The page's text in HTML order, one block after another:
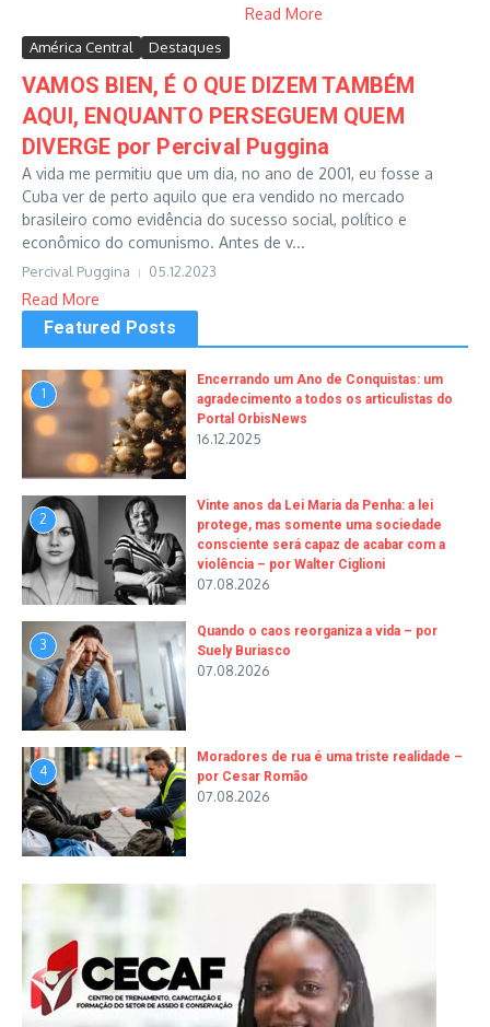
Read More
América Central Destaques
VAMOS BIEN, É O QUE DIZEM TAMBÉM
AQUI, ENQUANTO PERSEGUEM QUEM
DIVERGE por Percival Puggina
A vida me permitiu que um dia, no ano de 2001, eu fosse a
Cuba ver de perto aquilo que era vendido no mercado
brasileiro como evidência do sucesso social, político e
econômico do comunismo. Antes de v...
Percival Puggina 05.12.2023
Read More
Featured Posts
1
Encerrando um Ano de Conquistas: um
agradecimento a todos os articulistas do
Portal OrbisNews
16.12.2025
2
Vinte anos da Lei Maria da Penha: a lei
protege, mas somente uma sociedade
consciente será capaz de acabar com a
violência – por Walter Ciglioni
07.08.2026
3
Quando o caos reorganiza a vida – por
Suely Buriasco
07.08.2026
4
Moradores de rua é uma triste realidade –
por Cesar Romão
07.08.2026